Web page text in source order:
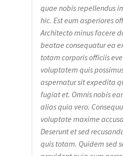
quae nobis repellendus
hic. Est eum asperiores
Architecto minus facere
beatae consequatur ea
totam corporis officiis
voluptatem quis
aspernatur sit expedita
fugiat et. Omnis nobis
alias quia vero.
voluptate maxime
Deserunt et sed
quis totam. Quidem sed